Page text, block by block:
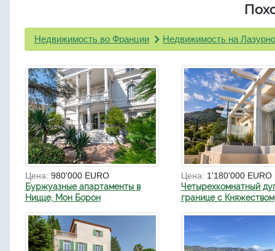
Недвижимость во Франции Недвижимость на
Цена: 980'000 EURO
Буржуазные апартаменты в
Ницце, Мон Борон
Цена: 1'180'000 EURO
Четырехкомнатный
границе с Княжеством